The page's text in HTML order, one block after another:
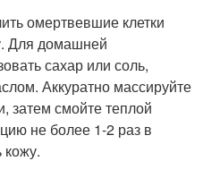
омертвевшие клетки
Для домашней
сахар или соль,
Аккуратно массируйте
затем смойте теплой
не более 1-2 раз в
кожу.